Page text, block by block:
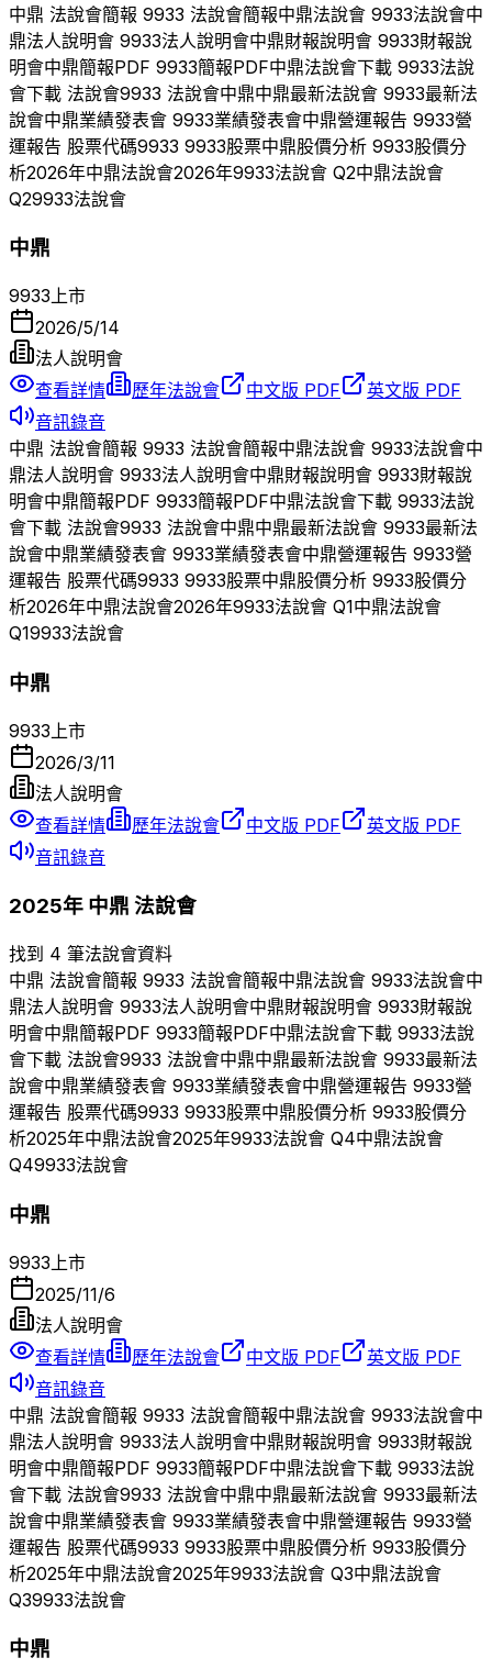
中鼎 法說會簡報 9933 法說會簡報中鼎法說會 9933法說會中
鼎法人說明會 9933法人說明會中鼎財報說明會 9933財報說
明會中鼎簡報PDF 9933簡報PDF中鼎法說會下載 9933法說
會下載 法說會9933 法說會中鼎中鼎最新法說會 9933最新法
說會中鼎業績發表會 9933業績發表會中鼎營運報告 9933營
運報告 股票代碼9933 9933股票中鼎股價分析 9933股價分
析2026年中鼎法說會2026年9933法說會 Q2中鼎法說會
Q29933法說會
中鼎
9933上市
2026/5/14
法人說明會
查看詳情
歷年法說會 中文版 PDF
英文版 PDF
音訊錄音
中鼎 法說會簡報 9933 法說會簡報中鼎法說會 9933法說會中
鼎法人說明會 9933法人說明會中鼎財報說明會 9933財報說
明會中鼎簡報PDF 9933簡報PDF中鼎法說會下載 9933法說
會下載 法說會9933 法說會中鼎中鼎最新法說會 9933最新法
說會中鼎業績發表會 9933業績發表會中鼎營運報告 9933營
運報告 股票代碼9933 9933股票中鼎股價分析 9933股價分
析2026年中鼎法說會2026年9933法說會 Q1中鼎法說會
Q19933法說會
中鼎
9933 上市
2026/3/11
法人說明會
查看詳情
歷年法說會 中文版 PDF
英文版 PDF
音訊錄音
2025年 中鼎 法說會
找到 4 筆法說會資料
中鼎 法說會簡報 9933 法說會簡報中鼎法說會 9933法說會中
鼎法人說明會 9933法人說明會中鼎財報說明會 9933財報說
明會中鼎簡報PDF 9933簡報PDF中鼎法說會下載 9933法說
會下載 法說會9933 法說會中鼎中鼎最新法說會 9933最新法
說會中鼎業績發表會 9933業績發表會中鼎營運報告 9933營
運報告 股票代碼9933 9933股票中鼎股價分析 9933股價分
析2025年中鼎法說會2025年9933法說會 Q4中鼎法說會
Q49933法說會
中鼎
9933 上市
2025/11/6
法人說明會
查看詳情
歷年法說會 中文版 PDF
英文版 PDF
音訊錄音
中鼎 法說會簡報 9933 法說會簡報中鼎法說會 9933法說會中
鼎法人說明會 9933法人說明會中鼎財報說明會 9933財報說
明會中鼎簡報PDF 9933簡報PDF中鼎法說會下載 9933法說
會下載 法說會9933 法說會中鼎中鼎最新法說會 9933最新法
說會中鼎業績發表會 9933業績發表會中鼎營運報告 9933營
運報告 股票代碼9933 9933股票中鼎股價分析 9933股價分
析2025年中鼎法說會2025年9933法說會 Q3中鼎法說會
Q39933法說會
中鼎